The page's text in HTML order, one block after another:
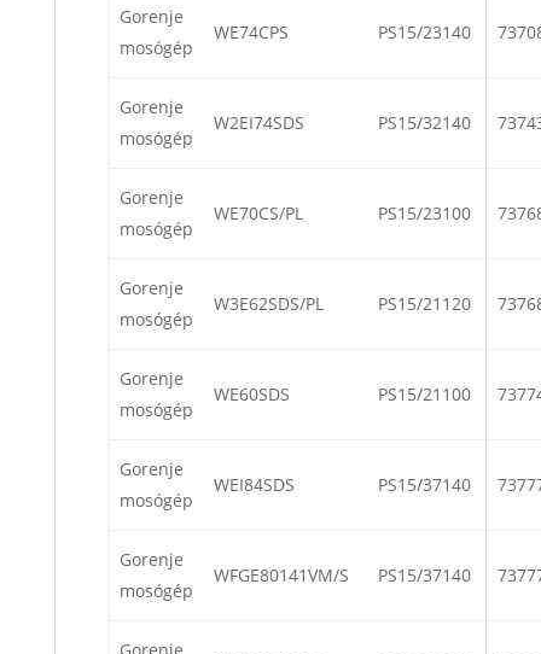
Gorenje
mosógép
WE74CPS PS15/23140
Gorenje
mosógép
W2EI74SDS PS15/32140
Gorenje
mosógép
WE70CS/PL PS15/23100
Gorenje
mosógép
W3E62SDS/PL PS15/21120
Gorenje
mosógép
WE60SDS PS15/21100
Gorenje
mosógép
WEI84SDS PS15/37140
Gorenje
mosógép
WFGE80141VM/S PS15/37140